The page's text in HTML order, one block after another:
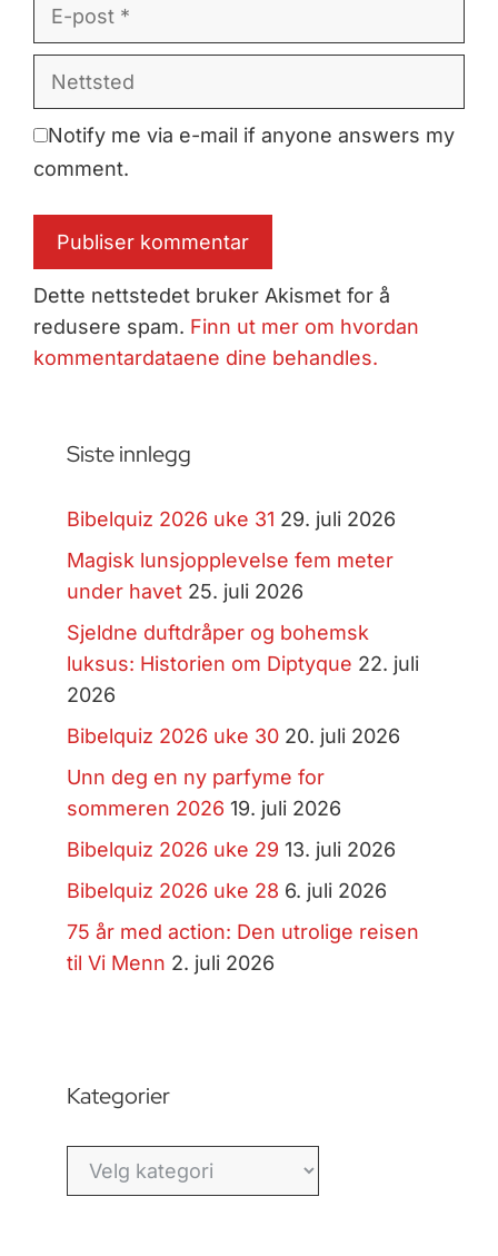
post
Notify me via e-mail if anyone answers my
comment.
Dette nettstedet bruker Akismet for å
redusere spam. Finn ut mer om hvordan
kommentardataene dine behandles.
Siste innlegg
Bibelquiz 2026 uke 31 29. juli 2026
Magisk lunsjopplevelse fem meter
under havet 25. juli 2026
Sjeldne duftdråper og bohemsk
luksus: Historien om Diptyque 22. juli
2026
Bibelquiz 2026 uke 30 20. juli 2026
Unn deg en ny parfyme for
sommeren 2026 19. juli 2026
Bibelquiz 2026 uke 29 13. juli 2026
Bibelquiz 2026 uke 28 6. juli 2026
75 år med action: Den utrolige reisen
til Vi Menn 2. juli 2026
Kategorier
Kategorier